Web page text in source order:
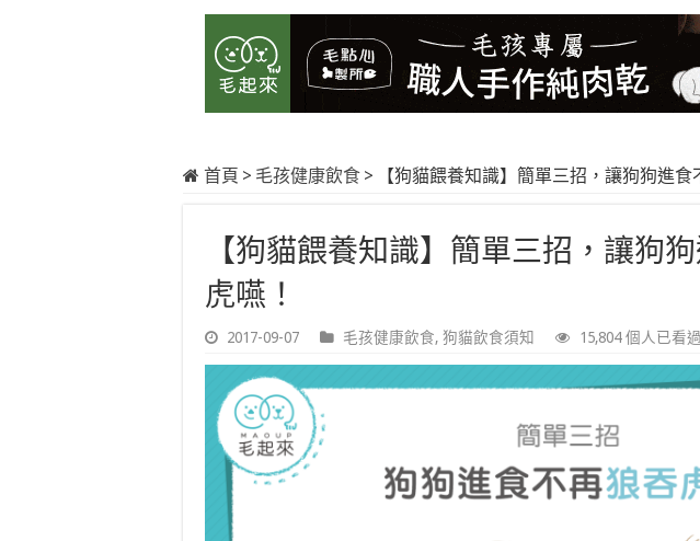
首頁 > 毛孩健康飲食 > 【狗貓餵養知識】簡單三招，讓狗狗進食
【狗貓餵養知識】簡單三招，讓狗
虎嚥！
2017-09-07 毛孩健康飲食, 狗貓飲食須知 15,804 個人已看過